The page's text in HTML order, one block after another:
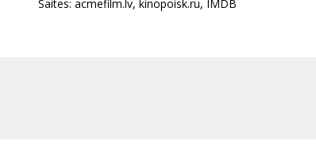
Saites: acmefilm.lv, kinopoisk.ru, IMDB